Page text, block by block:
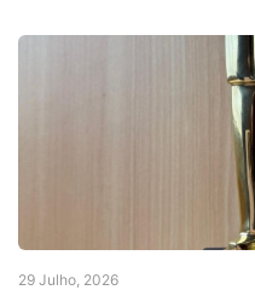
29 Julho, 2026